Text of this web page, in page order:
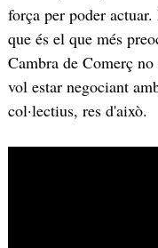
força per poder
que és el que més
Cambra de Comerç
vol estar negociant
col·lectius, res d'això.